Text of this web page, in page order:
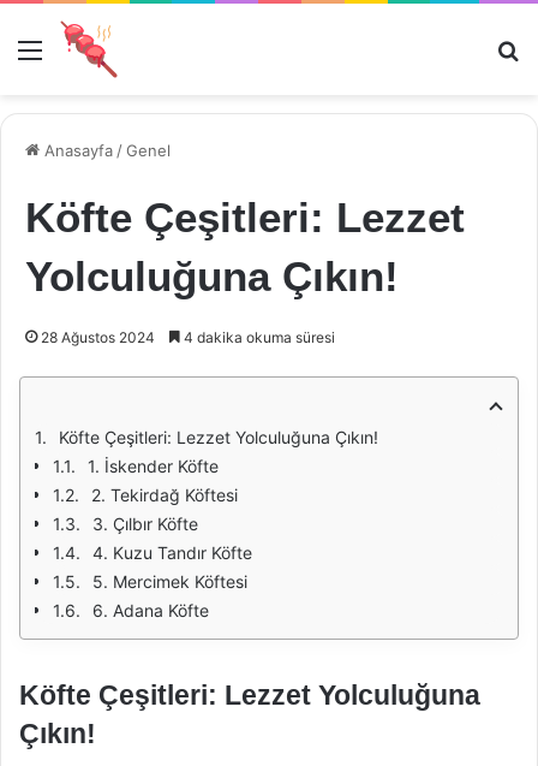
Menü
Anasayfa /Genel
Köfte Çeşitleri: Lezzet
Yolculuğuna Çıkın!
28 Ağustos 2024 4 dakika okuma süresi
Köfte Çeşitleri: Lezzet Yolculuğuna Çıkın!
1. İskender Köfte
2. Tekirdağ Köftesi
3. Çılbır Köfte
4. Kuzu Tandır Köfte
5. Mercimek Köftesi
6. Adana Köfte
Köfte Çeşitleri: Lezzet Yolculuğuna
Çıkın!